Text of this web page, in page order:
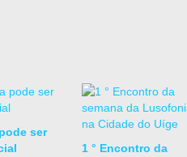
ser
1 ° Encontro da